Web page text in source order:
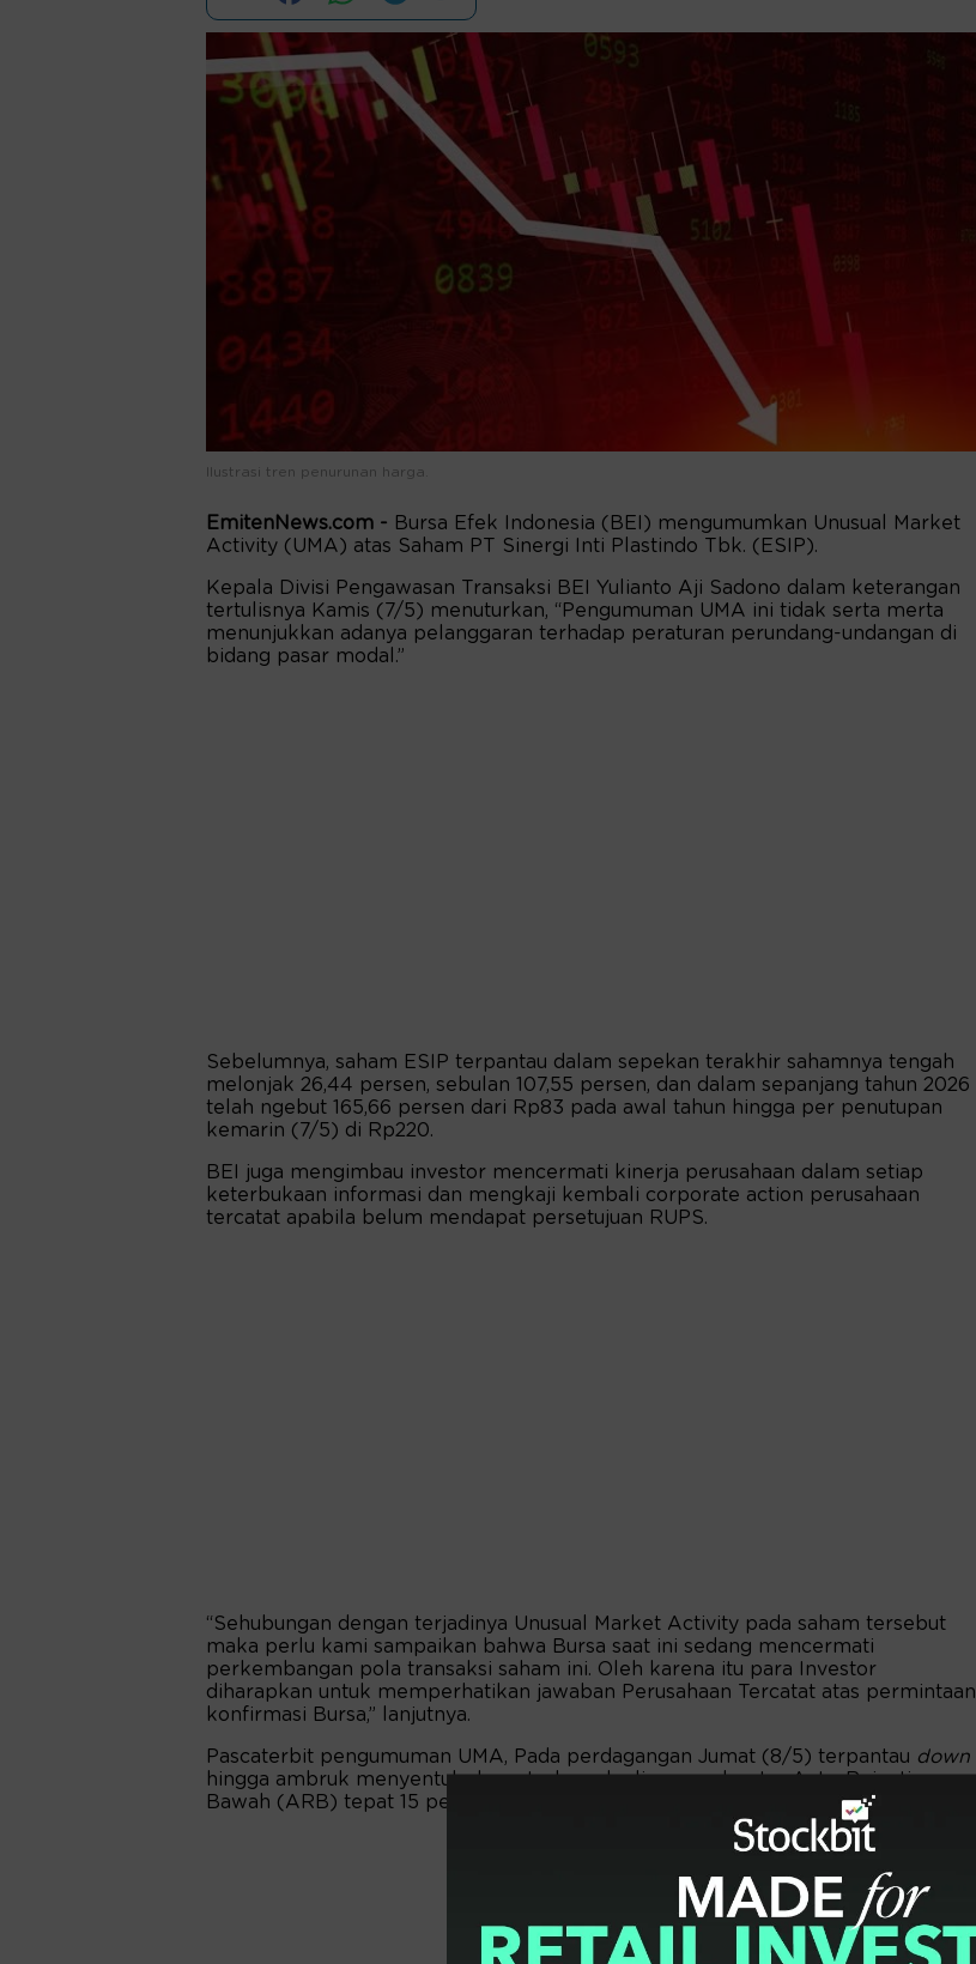
Ilustrasi tren penurunan harga.
EmitenNews.com - Bursa Efek Indonesia (BEI) mengumumkan Unusual Market
Activity (UMA) atas Saham PT Sinergi Inti Plastindo Tbk. (ESIP).
Kepala Divisi Pengawasan Transaksi BEI Yulianto Aji Sadono dalam keterangan
tertulisnya Kamis (7/5) menuturkan, “Pengumuman UMA ini tidak serta merta
menunjukkan adanya pelanggaran terhadap peraturan perundang-undangan di
bidang pasar modal.”
Sebelumnya, saham ESIP terpantau dalam sepekan terakhir sahamnya tengah
melonjak 26,44 persen, sebulan 107,55 persen, dan dalam sepanjang tahun 2026
telah ngebut 165,66 persen dari Rp83 pada awal tahun hingga per penutupan
kemarin (7/5) di Rp220.
BEI juga mengimbau investor mencermati kinerja perusahaan dalam setiap
keterbukaan informasi dan mengkaji kembali corporate action perusahaan
tercatat apabila belum mendapat persetujuan RUPS.
“Sehubungan dengan terjadinya Unusual Market Activity pada saham tersebut
maka perlu kami sampaikan bahwa Bursa saat ini sedang mencermati
perkembangan pola transaksi saham ini. Oleh karena itu para Investor
diharapkan untuk memperhatikan jawaban Perusahaan Tercatat atas permintaan
konfirmasi Bursa,” lanjutnya.
Pascaterbit pengumuman UMA, Pada perdagangan Jumat (8/5) terpantau down
hingga ambruk menyentuh dasar terbawah alias membentur Auto-Rejection
Bawah (ARB) tepat 15 persen setara 33 poin di Rp187. (*)